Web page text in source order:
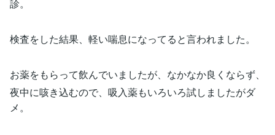
診。
検査をした結果、軽い喘息になってると言われました。
お薬をもらって飲んでいましたが、なかなか良くならず、
夜中に咳き込むので、吸入薬もいろいろ試しましたがダ
メ。